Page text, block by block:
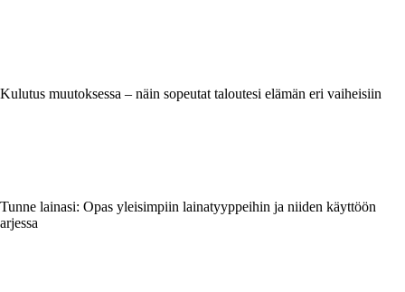
Kulutus muutoksessa – näin sopeutat taloutesi elämän eri vaiheisiin
Tunne lainasi: Opas yleisimpiin lainatyyppeihin ja niiden käyttöön
arjessa